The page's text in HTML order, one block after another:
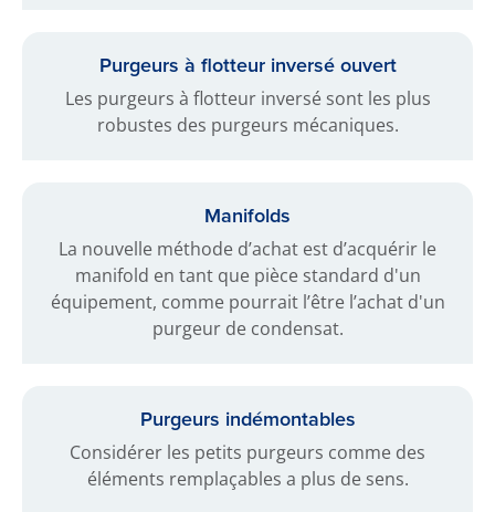
Purgeurs à flotteur inversé ouvert
Les purgeurs à flotteur inversé sont les plus
robustes des purgeurs mécaniques.
Manifolds
La nouvelle méthode d’achat est d’acquérir le
manifold en tant que pièce standard d'un
équipement, comme pourrait l’être l’achat d'un
purgeur de condensat.
Purgeurs indémontables
Considérer les petits purgeurs comme des
éléments remplaçables a plus de sens.